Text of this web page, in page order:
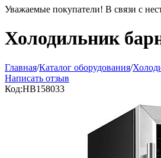
Уважаемые покупатели! В связи с
Холодильник
Главная/Каталог оборудования/
Написать отзыв
Код:HB158033